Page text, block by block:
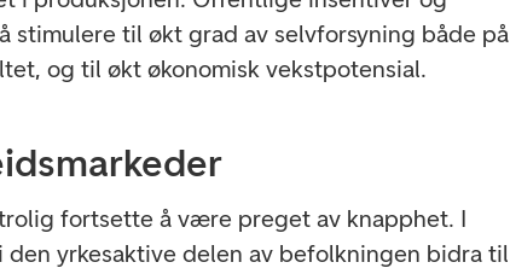
stimulere til økt grad av selvforsyning både på
og til økt økonomisk vekstpotensial.
fortsette å være preget av knapphet. I
den yrkesaktive delen av befolkningen bidra til